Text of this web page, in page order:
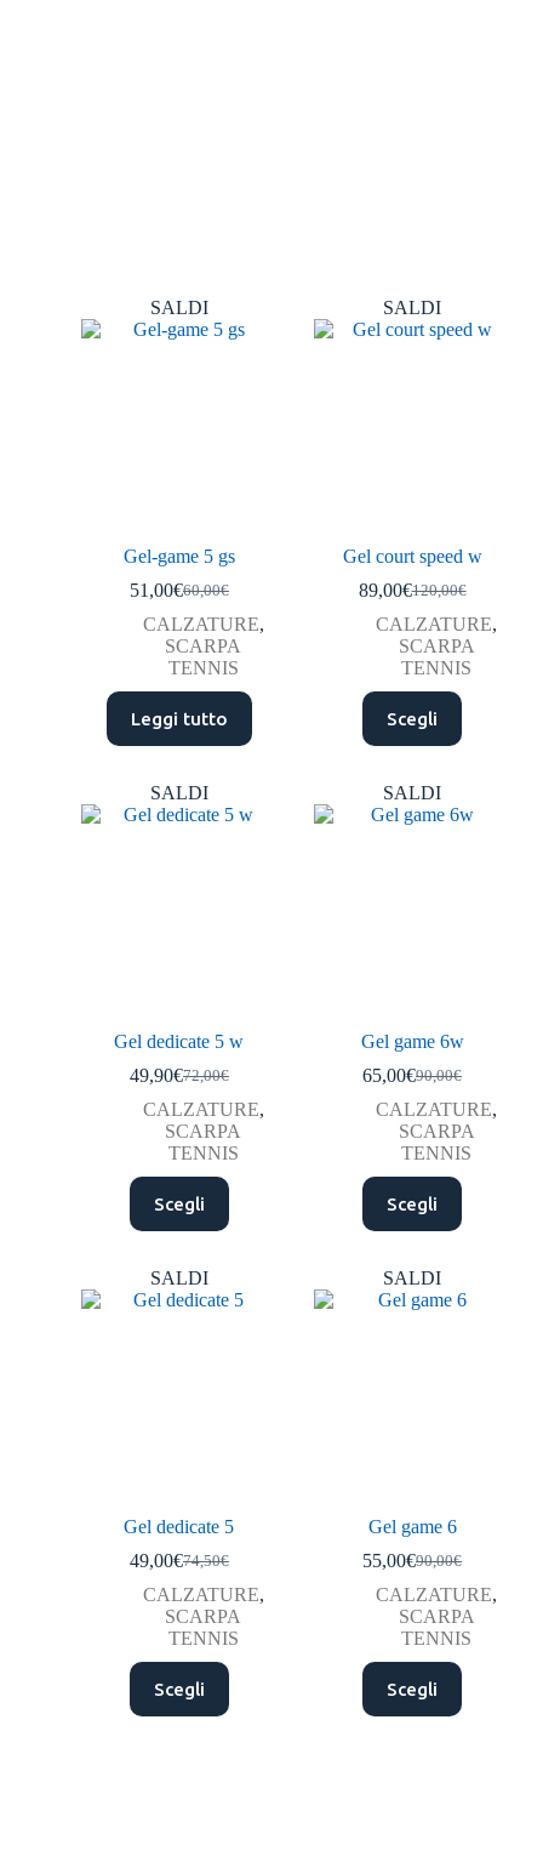
SALDI
Gel-game 5 gs
60,00€
51,00€
CALZATURE,
SCARPA
TENNIS
Leggi tutto
SALDI
Gel court speed w
120,00€
89,00€
CALZATURE,
SCARPA
TENNIS
Scegli
SALDI
Gel dedicate 5 w
72,00€
49,90€
CALZATURE,
SCARPA
TENNIS
Scegli
SALDI
Gel game 6w
90,00€
65,00€
CALZATURE,
SCARPA
TENNIS
Scegli
SALDI
Gel dedicate 5
74,50€
49,00€
CALZATURE,
SCARPA
TENNIS
Scegli
SALDI
Gel game 6
90,00€
55,00€
CALZATURE,
SCARPA
TENNIS
Scegli